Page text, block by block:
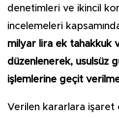
denetimleri ve ikincil
incelemeleri
milyar lira ek tahakkuk
düzenlenerek, usulsüz
işlemlerine geçit
Verilen kararlara işaret